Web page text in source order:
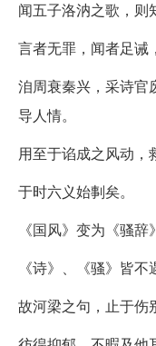
闻五子洛汭之歌，则
言者无罪，闻者足诫
洎周衰秦兴，采诗官
导人情。
用至于谄成之风动，
于时六义始剚矣。
《国风》变为《骚辞
《诗》、《骚》皆不
故河梁之句，止于伤